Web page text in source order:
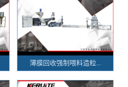
薄膜回收强制喂料造粒...